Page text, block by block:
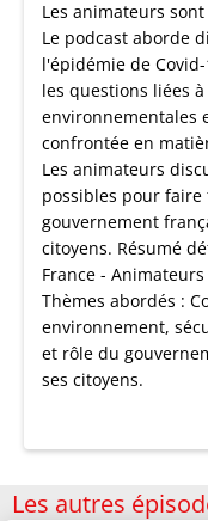
Les animateurs
Le podcast aborde
l'épidémie de
les questions liées
environnementales
confrontée en
Les animateurs
possibles pour faire
gouvernement
citoyens. Résumé
France -
Thèmes abordés :
environnement,
et rôle du
ses citoyens.
Les autres